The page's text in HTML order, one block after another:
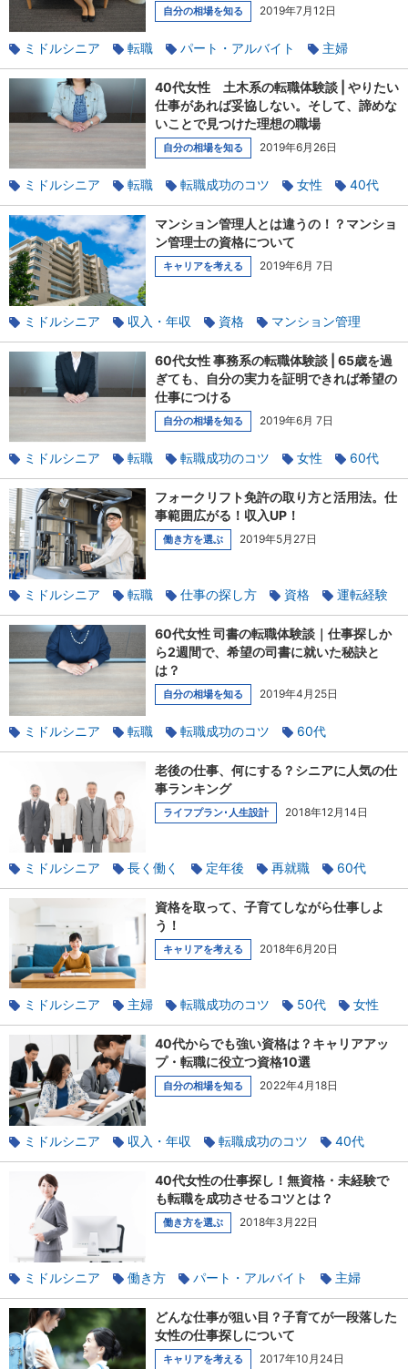
自分の相場を知る 2019年7月12日
ミドルシニア 転職 パート・アルバイト
主婦
女性
資格 未経験 40代・50代・60代の転職体験談
40代女性 土木系の転職体験談 | やりたい
仕事があれば妥協しない。そして、諦めな
いことで見つけた理想の職場
自分の相場を知る 2019年6月26日
ミドルシニア 転職 転職成功のコツ 女性
40代
資格
仕事の魅力
マンション管理人とは違うの！？マンショ
ン管理士の資格について
キャリアを考える 2019年6月 7日
ミドルシニア 収入・年収 資格 マンション管理
60代女性 事務系の転職体験談 | 65歳を過
ぎても、自分の実力を証明できれば希望の
仕事につける
自分の相場を知る 2019年6月 7日
ミドルシニア 転職 転職成功のコツ 女性
60代
資格
40代・50代・60代の転職体験談
オフィスワーク
派遣社員
フォークリフト免許の取り方と活用法。仕
事範囲広がる！収入UP！
働き方を選ぶ 2019年5月27日
ミドルシニア 転職 仕事の探し方 資格
運転経験
軽作業
60代女性 司書の転職体験談｜仕事探しか
ら2週間で、希望の司書に就いた秘訣と
は？
自分の相場を知る 2019年4月25日
ミドルシニア 転職 転職成功のコツ
60代
履歴書
経験へのこだわり
老後の仕事、何にする？シニアに人気の仕
事ランキング
ライフプラン･人生設計 2018年12月14日
ミドルシニア 長く働く 定年後 再就職
60代
仕事の探し方
資格を取って、子育てしながら仕事しよ
う！
キャリアを考える 2018年6月20日
ミドルシニア 主婦 転職成功のコツ 50代
女性
40代
仕事の探し方
40代からでも強い資格は？キャリアアッ
プ・転職に役立つ資格10選
自分の相場を知る 2022年4月18日
ミドルシニア 収入・年収 転職成功のコツ
40代
40代女性の仕事探し！無資格・未経験で
も転職を成功させるコツとは？
働き方を選ぶ 2018年3月22日
ミドルシニア 働き方 パート・アルバイト
主婦
女性
再就職 40代
正社員
未経験 契約社員 志望動機
どんな仕事が狙い目？子育てが一段落した
女性の仕事探しについて
キャリアを考える 2017年10月24日